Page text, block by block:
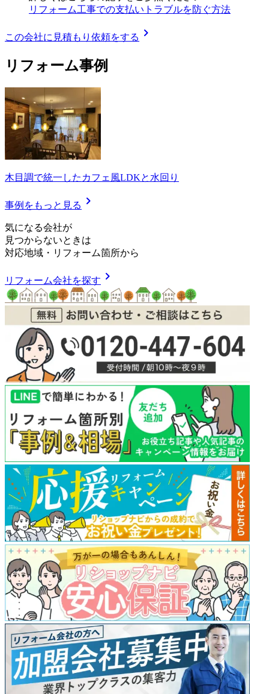
リフォーム工事での支払いトラブルを防ぐ方法
この会社に見積もり依頼をする chevron_right
リフォーム事例
木目調で統一したカフェ風LDKと水回り
事例をもっと見る chevron_right
気になる会社が
見つからないときは
対応地域 ・ リフォーム箇所から
リフォーム会社を探す chevron_right